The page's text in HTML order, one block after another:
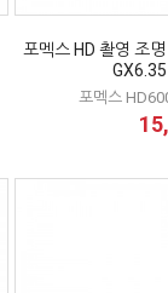
포멕스 HD 촬영 조
포멕스